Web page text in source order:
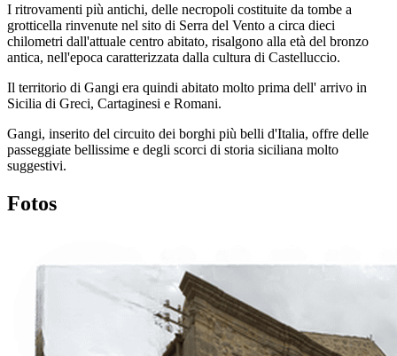
I ritrovamenti più antichi, delle necropoli costituite da tombe a
grotticella rinvenute nel sito di Serra del Vento a circa dieci
chilometri dall'attuale centro abitato, risalgono alla età del bronzo
antica, nell'epoca caratterizzata dalla cultura di Castelluccio.
Il territorio di Gangi era quindi abitato molto prima dell' arrivo in
Sicilia di Greci, Cartaginesi e Romani.
Gangi, inserito del circuito dei borghi più belli d'Italia, offre delle
passeggiate bellissime e degli scorci di storia siciliana molto
suggestivi.
Fotos